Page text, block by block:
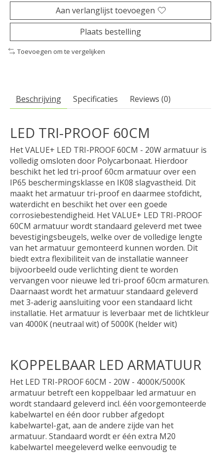
Aan verlanglijst toevoegen
Plaats bestelling
Toevoegen om te vergelijken
Beschrijving Specificaties Reviews (0)
LED TRI-PROOF 60CM
Het VALUE+ LED TRI-PROOF 60CM - 20W armatuur is
volledig omsloten door Polycarbonaat. Hierdoor
beschikt het led tri-proof 60cm armatuur over een
IP65 beschermingsklasse en IK08 slagvastheid. Dit
maakt het armatuur tri-proof en daarmee stofdicht,
waterdicht en beschikt het over een goede
corrosiebestendigheid. Het VALUE+ LED TRI-PROOF
60CM armatuur wordt standaard geleverd met twee
bevestigingsbeugels, welke over de volledige lengte
van het armatuur gemonteerd kunnen worden. Dit
biedt extra flexibiliteit van de installatie wanneer
bijvoorbeeld oude verlichting dient te worden
vervangen voor nieuwe led tri-proof 60cm armaturen.
Daarnaast wordt het armatuur standaard geleverd
met 3-aderig aansluiting voor een standaard licht
installatie. Het armatuur is leverbaar met de lichtkleur
van 4000K (neutraal wit) of 5000K (helder wit)
KOPPELBAAR LED ARMATUUR
Het LED TRI-PROOF 60CM - 20W - 4000K/5000K
armatuur betreft een koppelbaar led armatuur en
wordt standaard geleverd incl. één voorgemonteerde
kabelwartel en één door rubber afgedopt
kabelwartel-gat, aan de andere zijde van het
armatuur. Standaard wordt er één extra M20
kabelwartel meegeleverd welke eenvoudig te